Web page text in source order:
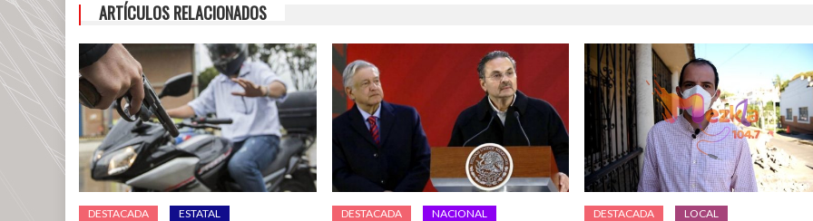
ARTÍCULOS RELACIONADOS
DESTACADA ESTATAL DESTACADA NACIONAL DESTACADA LOCAL